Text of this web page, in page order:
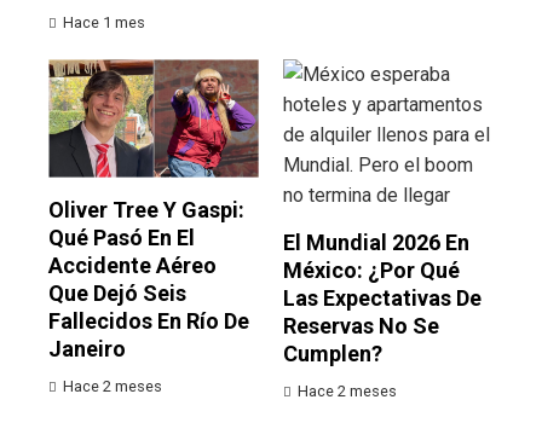
Hace 1 mes
Oliver Tree Y Gaspi:
Qué Pasó En El
Accidente Aéreo
Que Dejó Seis
Fallecidos En Río De
Janeiro
Hace 2 meses
El Mundial 2026 En
México: ¿por Qué
Las Expectativas De
Reservas No Se
Cumplen?
Hace 2 meses